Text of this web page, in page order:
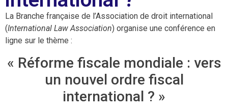
La Branche française de l’Association de droit international
(International Law Association) organise une conférence en
ligne sur le thème :
« Réforme fiscale mondiale : vers
un nouvel ordre fiscal
international ? »